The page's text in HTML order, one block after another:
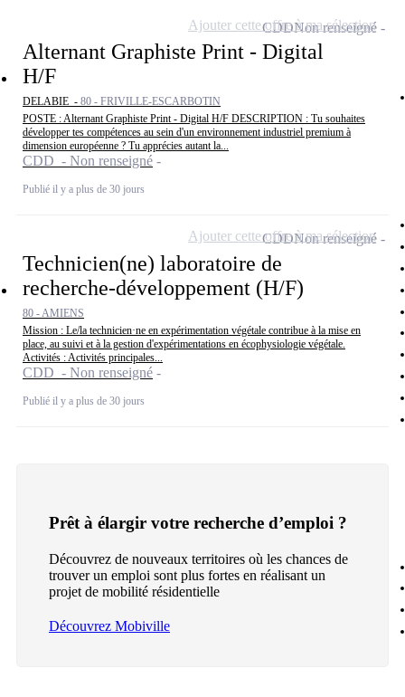
Alternant Graphiste Print - Digital
H/F
DELABIE - 80 - FRIVILLE-ESCARBOTIN
POSTE : Alternant Graphiste Print - Digital H/F DESCRIPTION : Tu souhaites
développer tes compétences au sein d'un environnement industriel premium à
dimension européenne ? Tu apprécies autant la...
CDD - Non renseigné
Publié il y a plus de 30 jours
CDDNon renseigné
Ajouter cette offre à ma sélection
Technicien(ne) laboratoire de
recherche-développement (H/F)
80 - AMIENS
Mission : Le/la technicien·ne en expérimentation végétale contribue à la mise en
place, au suivi et à la gestion d'expérimentations en écophysiologie végétale.
Activités : Activités principales...
CDD - Non renseigné
Publié il y a plus de 30 jours
CDDNon renseigné
Ajouter cette offre à ma sélection
Prêt à élargir votre recherche d’emploi ?
Découvrez de nouveaux territoires où les chances de
trouver un emploi sont plus fortes en réalisant un
projet de mobilité résidentielle
Découvrez Mobiville